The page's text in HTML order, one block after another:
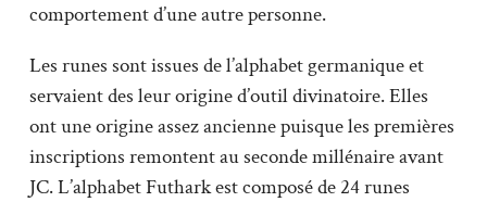
comportement d’une autre personne.
Les runes sont issues de l’alphabet germanique et
servaient des leur origine d’outil divinatoire. Elles
ont une origine assez ancienne puisque les premières
inscriptions remontent au seconde millénaire avant
JC. L’alphabet Futhark est composé de 24 runes